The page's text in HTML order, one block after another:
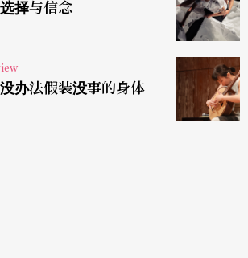
我而言，为了防备过于挑战的画面
的角度看待舞台上的生命，以及背后
一点值得关注的是人与偶的关系，
择与信念
办法假装没事的身体